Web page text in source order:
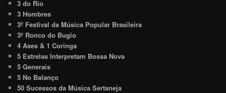
3 do Rio
3 Hombres
3º Festival da Música Popular Brasileira
3º Ronco do Bugio
4 Ases & 1 Coringa
5 Estrelas Interpretam Bossa Nova
5 Generais
5 No Balanço
50 Sucessos da Música Sertaneja